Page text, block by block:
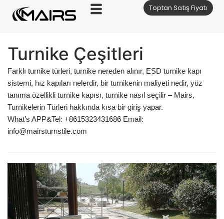
İçeriğe
geç
Toptan Satış Fiyatı
Turnike Çeşitleri
Farklı turnike türleri, turnike nereden alınır, ESD turnike kapı
sistemi, hız kapıları nelerdir, bir turnikenin maliyeti nedir, yüz
tanıma özellikli turnike kapısı, turnike nasıl seçilir – Mairs,
Turnikelerin Türleri hakkında kısa bir giriş yapar.
What’s APP&Tel: +8615323431686 Email:
info@mairsturnstile.com